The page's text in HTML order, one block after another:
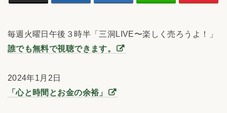
毎週火曜日午後３時半「三洞LIVE〜楽しく売ろうよ！」
誰でも無料で視聴できます。
2024年1月2日
「心と時間とお金の余裕」